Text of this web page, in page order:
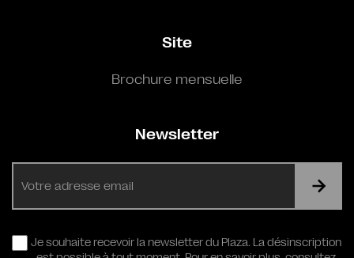
Site
Brochure mensuelle
Newsletter
RGPD
Je souhaite recevoir la newsletter du Plaza. La désinscription